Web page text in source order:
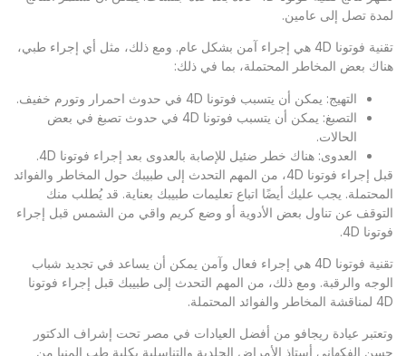
لمدة تصل إلى عامين.
تقنية فوتونا 4D هي إجراء آمن بشكل عام. ومع ذلك، مثل أي إجراء طبي،
هناك بعض المخاطر المحتملة، بما في ذلك:
التهيج: يمكن أن يتسبب فوتونا 4D في حدوث احمرار وتورم خفيف.
التصبغ: يمكن أن يتسبب فوتونا 4D في حدوث تصبغ في بعض
الحالات.
العدوى: هناك خطر ضئيل للإصابة بالعدوى بعد إجراء فوتونا 4D.
قبل إجراء فوتونا 4D، من المهم التحدث إلى طبيبك حول المخاطر والفوائد
المحتملة. يجب عليك أيضًا اتباع تعليمات طبيبك بعناية. قد يُطلب منك
التوقف عن تناول بعض الأدوية أو وضع كريم واقي من الشمس قبل إجراء
فوتونا 4D.
تقنية فوتونا 4D هي إجراء فعال وآمن يمكن أن يساعد في تجديد شباب
الوجه والرقبة. ومع ذلك، من المهم التحدث إلى طبيبك قبل إجراء فوتونا
4D لمناقشة المخاطر والفوائد المحتملة.
وتعتبر عيادة ريجافو من أفضل العيادات في مصر تحت إشراف الدكتور
حسن الفكهاني أستاذ الأمراض الجلدية والتناسلية بكلية طب المنيا من